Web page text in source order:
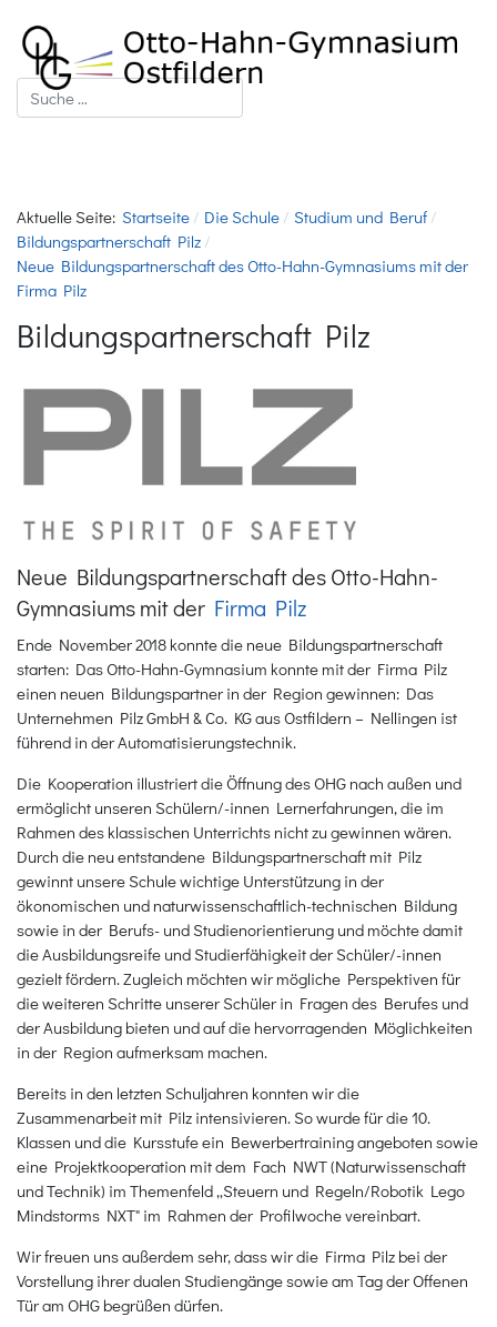
Suchen
Aktuelle Seite: Startseite Die Schule
Studium und Beruf
Bildungspartnerschaft Pilz
Neue Bildungspartnerschaft des Otto-Hahn-Gymnasiums mit der
Firma Pilz
Bildungspartnerschaft Pilz
Neue Bildungspartnerschaft des Otto-Hahn-
Gymnasiums mit der Firma Pilz
Ende November 2018 konnte die neue Bildungspartnerschaft
starten: Das Otto-Hahn-Gymnasium konnte mit der Firma Pilz
einen neuen Bildungspartner in der Region gewinnen: Das
Unternehmen Pilz GmbH & Co. KG aus Ostfildern – Nellingen ist
führend in der Automatisierungstechnik.
Die Kooperation illustriert die Öffnung des OHG nach außen und
ermöglicht unseren Schülern/-innen Lernerfahrungen, die im
Rahmen des klassischen Unterrichts nicht zu gewinnen wären.
Durch die neu entstandene Bildungspartnerschaft mit Pilz
gewinnt unsere Schule wichtige Unterstützung in der
ökonomischen und naturwissenschaftlich-technischen Bildung
sowie in der Berufs- und Studienorientierung und möchte damit
die Ausbildungsreife und Studierfähigkeit der Schüler/-innen
gezielt fördern. Zugleich möchten wir mögliche Perspektiven für
die weiteren Schritte unserer Schüler in Fragen des Berufes und
der Ausbildung bieten und auf die hervorragenden Möglichkeiten
in der Region aufmerksam machen.
Bereits in den letzten Schuljahren konnten wir die
Zusammenarbeit mit Pilz intensivieren. So wurde für die 10.
Klassen und die Kursstufe ein Bewerbertraining angeboten sowie
eine Projektkooperation mit dem Fach NWT (Naturwissenschaft
und Technik) im Themenfeld „Steuern und Regeln/Robotik Lego
Mindstorms NXT" im Rahmen der Profilwoche vereinbart.
Wir freuen uns außerdem sehr, dass wir die Firma Pilz bei der
Vorstellung ihrer dualen Studiengänge sowie am Tag der Offenen
Tür am OHG begrüßen dürfen.